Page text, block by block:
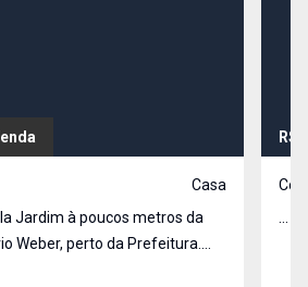
Casa
Jardim à poucos metros da
Weber, perto da Prefeitura.
R$